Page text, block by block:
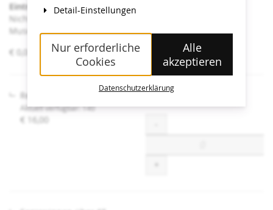
Eintritt Heidi Horten Collection
Nicht angeführte Ermäßigungen sind an der Kassa im
Museum erhältlich.
von
€ 0,00 – € 16,00
Regulär
Aktuell verfügbar: 140
€ 16,00
Detail-Einstellungen
Nur erforderliche
Cookies
Alle
akzeptieren
Datenschutzerklärung